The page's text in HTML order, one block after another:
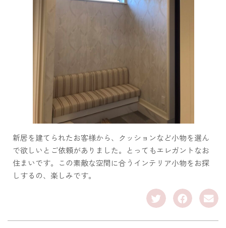
新居を建てられたお客様から、クッションなど小物を選ん
で欲しいとご依頼がありました。とってもエレガントなお
住まいです。この素敵な空間に合うインテリア小物をお探
しするの、楽しみです。